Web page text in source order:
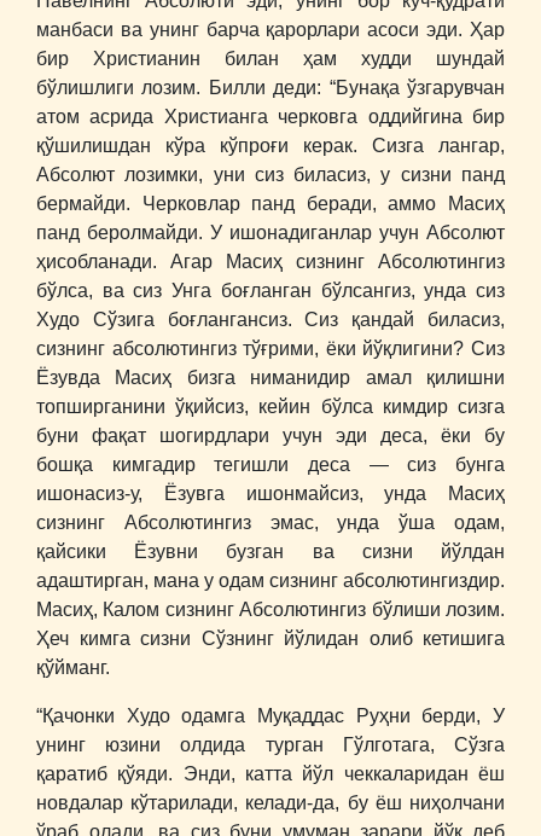
манбаси ва унинг барча қарорлари асоси эди. Ҳар
бир Христианин билан ҳам худди шундай
бўлишлиги лозим. Билли деди: “Бунақа ўзгарувчан
атом асрида Христианга черковга оддийгина бир
қўшилишдан кўра кўпроғи керак. Сизга лангар,
Абсолют лозимки, уни сиз биласиз, у сизни панд
бермайди. Черковлар панд беради, аммо Масиҳ
панд беролмайди. У ишонадиганлар учун Абсолют
ҳисобланади. Агар Масиҳ сизнинг Абсолютингиз
бўлса, ва сиз Унга боғланган бўлсангиз, унда сиз
Худо Сўзига боғлангансиз. Сиз қандай биласиз,
сизнинг абсолютингиз тўғрими, ёки йўқлигини? Сиз
Ёзувда Масиҳ бизга ниманидир амал қилишни
топширганини ўқийсиз, кейин бўлса кимдир сизга
буни фақат шогирдлари учун эди деса, ёки бу
бошқа кимгадир тегишли деса ― сиз бунга
ишонасиз-у, Ёзувга ишонмайсиз, унда Масиҳ
сизнинг Абсолютингиз эмас, унда ўша одам,
қайсики Ёзувни бузган ва сизни йўлдан
адаштирган, мана у одам сизнинг абсолютингиздир.
Масиҳ, Калом сизнинг Абсолютингиз бўлиши лозим.
Ҳеч кимга сизни Сўзнинг йўлидан олиб кетишига
қўйманг.
“Қачонки Худо одамга Муқаддас Руҳни берди, У
унинг юзини олдида турган Гўлготага, Сўзга
қаратиб қўяди. Энди, катта йўл чеккаларидан ёш
новдалар кўтарилади, келади-да, бу ёш ниҳолчани